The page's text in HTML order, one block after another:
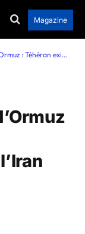
Magazine
une coordination navale l’Iran 2026